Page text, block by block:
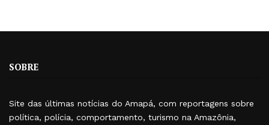
SOBRE
Site das últimas notícias do Amapá, com reportagens sobre
política, polícia, comportamento, turismo na Amazônia,